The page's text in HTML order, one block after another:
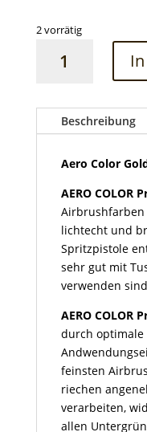
2 vorrätig
Color
MengeBeschreibung
Aero Color
AERO COLOR
Airbrushfarben
lichtecht und
Spritzpistole
sehr gut mit
verwenden
AERO COLOR
durch optimale
feinsten
riechen
verarbeiten,
allen